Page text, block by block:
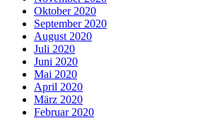
Oktober 2020
September 2020
August 2020
Juli 2020
Juni 2020
Mai 2020
April 2020
März 2020
Februar 2020